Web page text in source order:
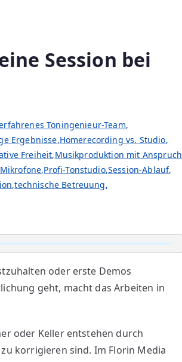
Session bei
Toningenieur-Team,
Ergebnisse,Homerecording vs. Studio,
Freiheit,Musikproduktion mit Anspruch
,Profi-Tonstudio,Session-Ablauf,
,technische Betreuung,
oder erste Demos
geht, macht das Arbeiten in
oder Keller entstehen durch
korrigieren sind. Im Florin Media